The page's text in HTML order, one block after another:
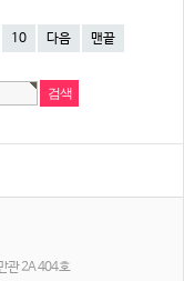
10 다음 맨끝
관 2A 404호